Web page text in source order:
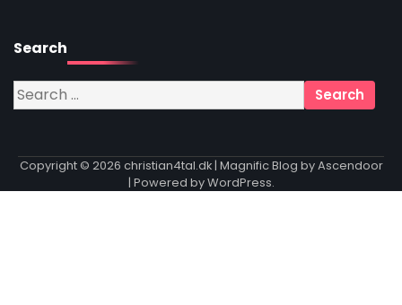
Search
Search
for:
Copyright © 2026 christian4tal.dk| Magnific Blog byAscendoor
| Powered byWordPress.